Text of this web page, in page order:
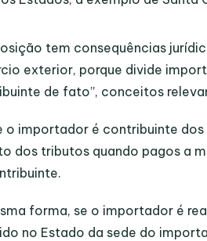
tem consequências
exterior, porque divide
de fato”, conceitos
o importador é contribuinte
dos tributos quando pagos a
.
forma, se o importador é
no Estado da sede do